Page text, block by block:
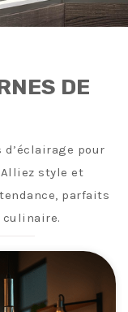
DE
pour
style et
parfaits
culinaire.